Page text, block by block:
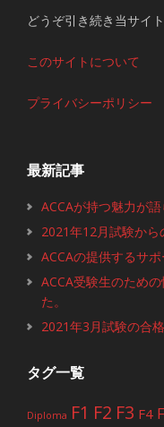
どうぞ引き続き当サイ
このサイトについて
プライバシーポリシー
最新記事
ACCAが持つ魅力が語
2021年12月試験か
ACCAの提供するサ
ACCA受験生のため
た。
2021年3月試験の合
タグ一覧
Diploma F1 F2 F3 F4